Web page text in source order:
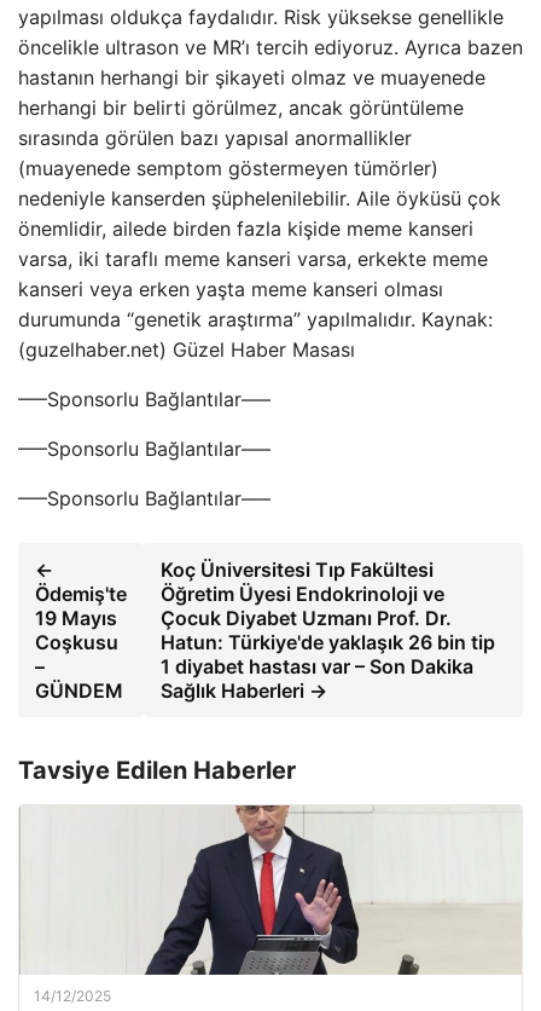
yapılması oldukça faydalıdır. Risk yüksekse genellikle
öncelikle ultrason ve MR’ı tercih ediyoruz. Ayrıca bazen
hastanın herhangi bir şikayeti olmaz ve muayenede
herhangi bir belirti görülmez, ancak görüntüleme
sırasında görülen bazı yapısal anormallikler
(muayenede semptom göstermeyen tümörler)
nedeniyle kanserden şüphelenilebilir. Aile öyküsü çok
önemlidir, ailede birden fazla kişide meme kanseri
varsa, iki taraflı meme kanseri varsa, erkekte meme
kanseri veya erken yaşta meme kanseri olması
durumunda “genetik araştırma” yapılmalıdır. Kaynak:
(guzelhaber.net) Güzel Haber Masası
—–Sponsorlu Bağlantılar—–
—–Sponsorlu Bağlantılar—–
—–Sponsorlu Bağlantılar—–
←
Ödemiş'te
19 Mayıs
Coşkusu
–
GÜNDEM
Koç Üniversitesi Tıp Fakültesi
Öğretim Üyesi Endokrinoloji ve
Çocuk Diyabet Uzmanı Prof. Dr.
Hatun: Türkiye'de yaklaşık 26 bin tip
1 diyabet hastası var – Son Dakika
Sağlık Haberleri →
Tavsiye Edilen Haberler
14/12/2025